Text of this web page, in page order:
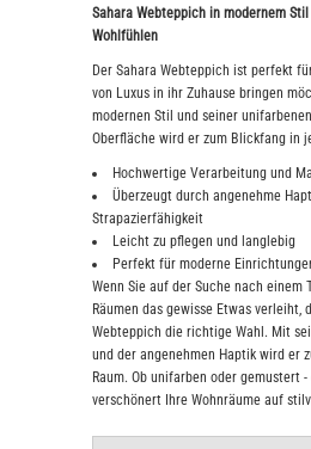
Sahara Webteppich in modernem
Wohlfühlen
Der Sahara Webteppich ist perfekt
von Luxus in ihr Zuhause bringen
modernen Stil und seiner
Oberfläche wird er zum Blickfang in
Hochwertige Verarbeitung und
Überzeugt durch angenehme
Strapazierfähigkeit
Leicht zu pflegen und langlebig
Perfekt für moderne
Wenn Sie auf der Suche nach einem
Räumen das gewisse Etwas verleiht,
Webteppich die richtige Wahl. Mit
und der angenehmen Haptik wird er
Raum. Ob unifarben oder gemustert
verschönert Ihre Wohnräume auf